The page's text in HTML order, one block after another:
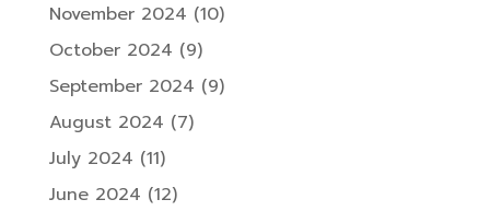
November 2024 (10)
October 2024 (9)
September 2024 (9)
August 2024 (7)
July 2024 (11)
June 2024 (12)